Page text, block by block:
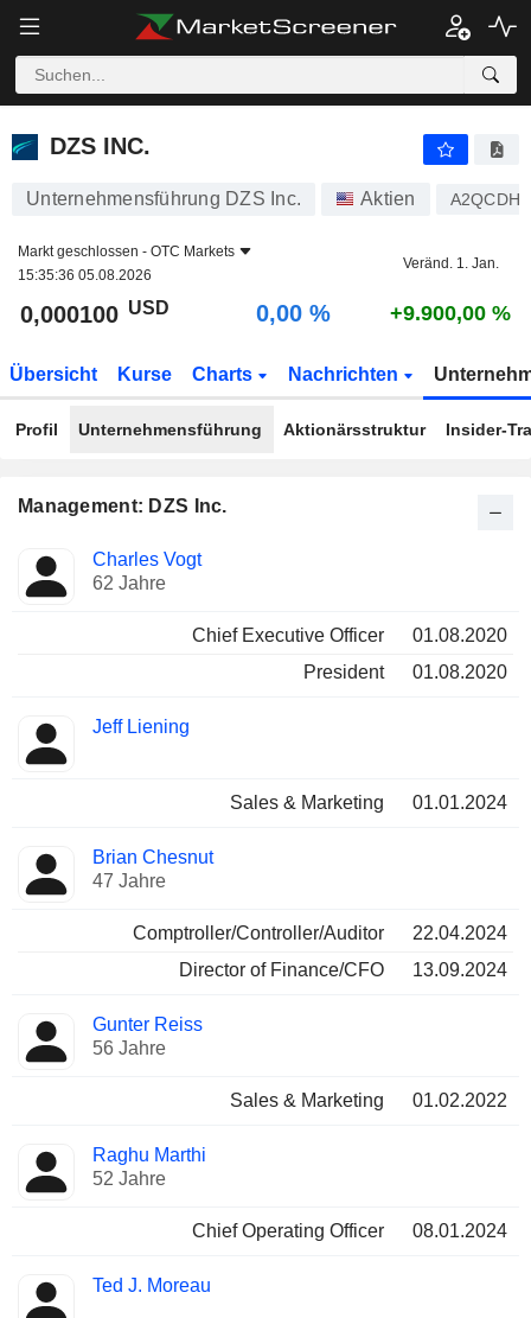
DZS INC.
DZS INC.
Unternehmensführung DZS Inc. Aktien A2QCDH
Markt geschlossen - OTC Markets
15:35:36 05.08.2026
Veränd. 1. Jan.
0,000100 USD 0,00 % +9.900,00 %
Übersicht Kurse Charts Nachrichten
Profil Unternehmensführung Aktionärsstruktur Insider-
Management: DZS Inc.
Manager
Besetzte
Positionen
Charles Vogt
62 Jahre
Chief Executive Officer
01.08.2020
President
01.08.2020
Jeff Liening
Sales & Marketing 01.01.2024
Brian Chesnut
47 Jahre
Comptroller/Controller/Auditor
22.04.2024
Director of Finance/CFO
13.09.2024
Gunter Reiss
56 Jahre
Sales & Marketing 01.02.2022
Raghu Marthi
52 Jahre
Chief Operating Officer 08.01.2024
Ted J. Moreau